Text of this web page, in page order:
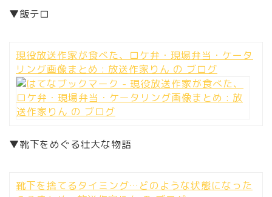
▼飯テロ
現役放送作家が食べた、ロケ弁・現場弁当・ケータ
リング画像まとめ : 放送作家りん の ブログ
▼靴下をめぐる壮大な物語
靴下を捨てるタイミング…どのような状態になった